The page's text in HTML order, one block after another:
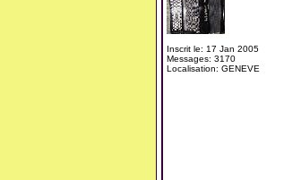
Inscrit le: 17 Jan 2005
Messages: 3170
Localisation: GENEVE